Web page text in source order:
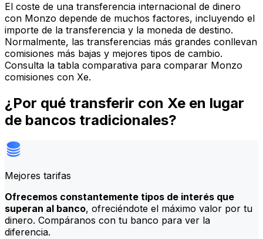
El coste de una transferencia internacional de dinero
con Monzo depende de muchos factores, incluyendo el
importe de la transferencia y la moneda de destino.
Normalmente, las transferencias más grandes conllevan
comisiones más bajas y mejores tipos de cambio.
Consulta la tabla comparativa para comparar Monzo
comisiones con Xe.
¿Por qué transferir con Xe en lugar
de bancos tradicionales?
Mejores tarifas
Ofrecemos constantemente tipos de interés que
superan al banco, ofreciéndote el máximo valor por tu
dinero. Compáranos con tu banco para ver la
diferencia.